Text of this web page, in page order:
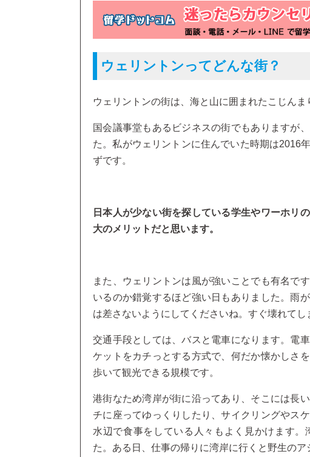
ウェリントンってどんな街？
ウェリントンの街は、海と山に囲まれたこじんま
国会議事堂もあるビジネスの街でもありますが
た。私がウェリントンに住んでいた時期は2016
ずです。
日本人が少ない街を探している学生やワーホリ
大のメリットだと思います。
また、ウェリントンは風が強いことでも有名で
いるのか錯覚するほど強い日もありました。雨
は差さないようにしてくださいね。すぐ壊れてし
交通手段としては、バスと電車になります。電
ケットをカチっとする方式で、何だか懐かしさ
歩いて観光できる規模です。
港街なため湾岸が街に沿ってあり、そこには長
チに座ってゆっくりしたり、サイクリングやス
水辺で食事をしている人々もよく見かけます
た。ある日、仕事の帰りに湾岸に行くと野生のア